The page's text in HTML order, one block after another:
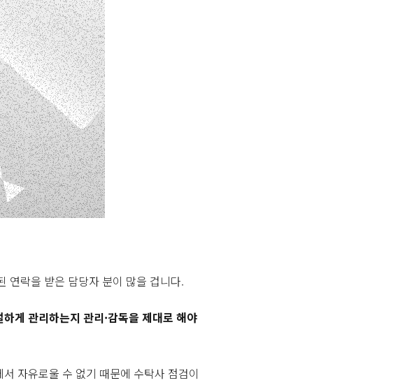
연락을 받은 담당자 분이 많을 겁니다.
게 관리하는지 관리·감독을 제대로 해야
자유로울 수 없기 때문에 수탁사 점검이